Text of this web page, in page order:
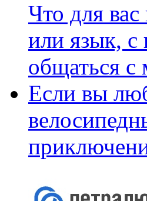
Что для
или язык,
общаться с
Если вы